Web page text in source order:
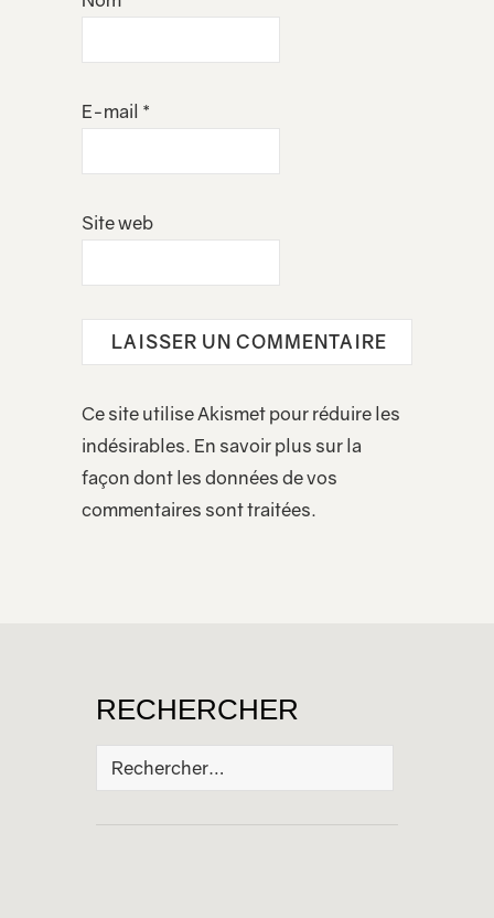
E-mail *
Site web
Ce site utilise Akismet pour réduire les
indésirables. En savoir plus sur la
façon dont les données de vos
commentaires sont traitées.
RECHERCHER
Rechercher :